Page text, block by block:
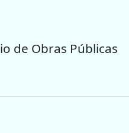
de Obras Públicas